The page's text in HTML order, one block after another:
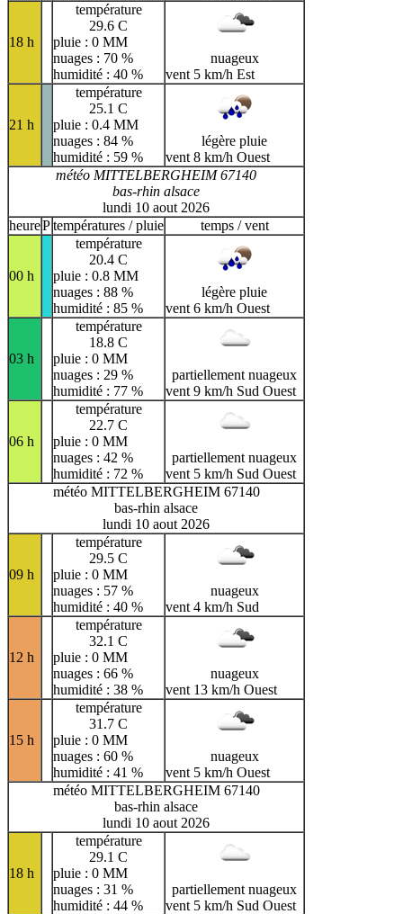
18 h
température
29.6 C
pluie : 0 MM
nuages : 70 %
humidité : 40 %
nuageux
vent 5 km/h Est
21 h
température
25.1 C
pluie : 0.4 MM
nuages : 84 %
humidité : 59 %
légère pluie
vent 8 km/h Ouest
météo MITTELBERGHEIM 67140
bas-rhin alsace
lundi 10 aout 2026
heurePtempératures / pluie temps / vent
00 h
température
20.4 C
pluie : 0.8 MM
nuages : 88 %
humidité : 85 %
légère pluie
vent 6 km/h Ouest
03 h
température
18.8 C
pluie : 0 MM
nuages : 29 %
humidité : 77 %
partiellement nuageux
vent 9 km/h Sud Ouest
06 h
température
22.7 C
pluie : 0 MM
nuages : 42 %
humidité : 72 %
partiellement nuageux
vent 5 km/h Sud Ouest
météo MITTELBERGHEIM 67140
bas-rhin alsace
lundi 10 aout 2026
09 h
température
29.5 C
pluie : 0 MM
nuages : 57 %
humidité : 40 %
nuageux
vent 4 km/h Sud
12 h
température
32.1 C
pluie : 0 MM
nuages : 66 %
humidité : 38 %
nuageux
vent 13 km/h Ouest
15 h
température
31.7 C
pluie : 0 MM
nuages : 60 %
humidité : 41 %
nuageux
vent 5 km/h Ouest
météo MITTELBERGHEIM 67140
bas-rhin alsace
lundi 10 aout 2026
18 h
température
29.1 C
pluie : 0 MM
nuages : 31 %
humidité : 44 %
partiellement nuageux
vent 5 km/h Sud Ouest